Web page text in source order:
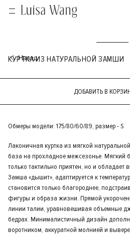
КУРТКА ИЗ НАТУРАЛЬНОЙ ЗАМШИ
ДОБАВИТЬ В
Обмеры модели: 175/80/60/89, размер - S
Лаконичная куртка из мягкой
база на прохладное межсезонье. Мягкий
только тактильно приятен, но и обладает
Замша «дышит», адаптируется к
становится только благороднее,
фигуры и образа жизни. Прямой
линии талии, уравновешивая объемные
бедрах. Минималистичный дизайн
воротником, аккуратной молнией и